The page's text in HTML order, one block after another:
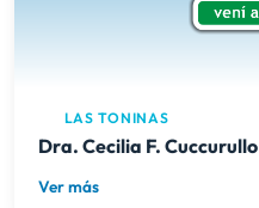
LAS TONINAS
Dra. Cecilia F. Cuccurullo
Ver más